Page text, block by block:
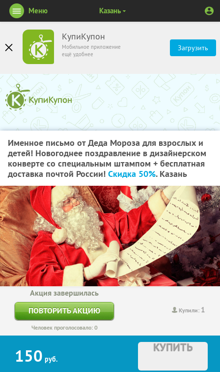
КупиКупон
Мобильное приложение
ещё удобнее
Загрузить
Меню Казань
Именное письмо от Деда Мороза для взрослых и
детей! Новогоднее поздравление в дизайнерском
конверте со специальным штампом + бесплатная
доставка почтой России! Скидка 50%. Казань
Купили: 1
Акция завершилась
ПОВТОРИТЬ АКЦИЮ
Человек проголосовало: 0
150 руб.
КУПИТЬ